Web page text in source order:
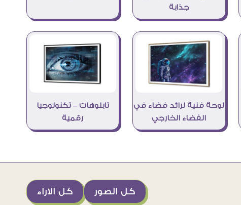
جذابة
لوحة فنية لرائد فضاء في
الفضاء الخارجي
تابلوهات – تكنولوجيا
رقمية
كل الاراء كل الصور